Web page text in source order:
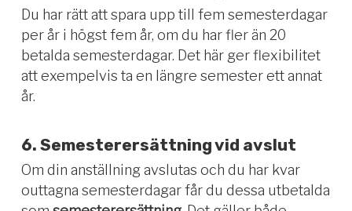
Du har rätt att spara upp till fem semesterdagar
per år i högst fem år, om du har fler än 20
betalda semesterdagar. Det här ger flexibilitet
att exempelvis ta en längre semester ett annat
år.
6. Semesterersättning vid avslut
Om din anställning avslutas och du har kvar
outtagna semesterdagar får du dessa utbetalda